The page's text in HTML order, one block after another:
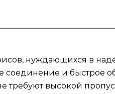
Четкое
и
отличным
нуждающихся в
соединение и быстрое
требуют высокой